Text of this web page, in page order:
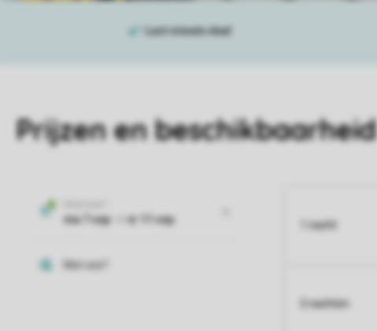
Prijzen en beschikbaarheid
1 nacht
2 nachten